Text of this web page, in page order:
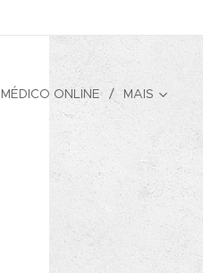
MÉDICO ONLINE MAIS